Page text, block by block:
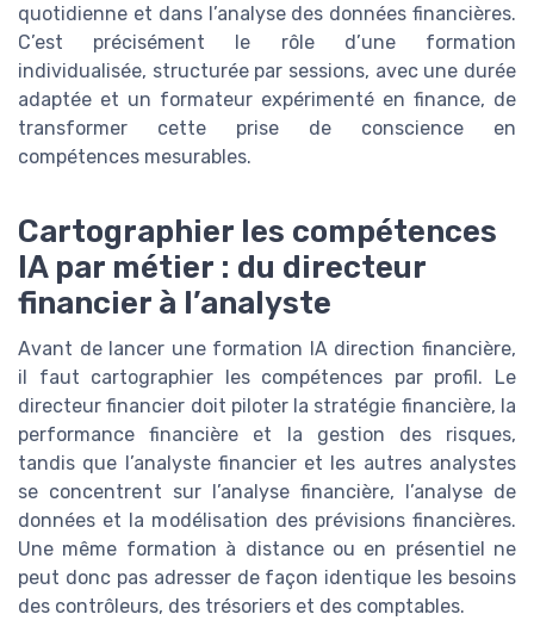
quotidienne et dans l’analyse des données financières.
C’est précisément le rôle d’une formation
individualisée, structurée par sessions, avec une durée
adaptée et un formateur expérimenté en finance, de
transformer cette prise de conscience en
compétences mesurables.
Cartographier les compétences
IA par métier : du directeur
financier à l’analyste
Avant de lancer une formation IA direction financière,
il faut cartographier les compétences par profil. Le
directeur financier doit piloter la stratégie financière, la
performance financière et la gestion des risques,
tandis que l’analyste financier et les autres analystes
se concentrent sur l’analyse financière, l’analyse de
données et la modélisation des prévisions financières.
Une même formation à distance ou en présentiel ne
peut donc pas adresser de façon identique les besoins
des contrôleurs, des trésoriers et des comptables.